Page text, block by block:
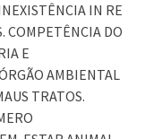
IN RE
COMPETÊNCIA DO
E
AMBIENTAL
TRATOS.